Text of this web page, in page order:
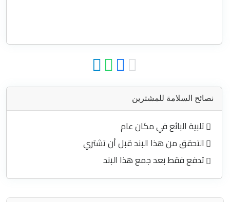
نصائح السلامة للمشترين
تلبية البائع في مكان عام
التحقق من هذا البند قبل أن تشتري
تدفع فقط بعد جمع هذا البند